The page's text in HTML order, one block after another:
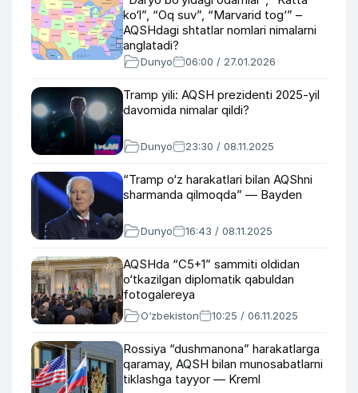
ko‘l”, “Oq suv”, “Marvarid tog‘” –
AQSHdagi shtatlar nomlari nimalarni
anglatadi?
Dunyo 06:00 / 27.01.2026
Tramp yili: AQSH prezidenti 2025-yil
davomida nimalar qildi?
Dunyo 23:30 / 08.11.2025
“Tramp o‘z harakatlari bilan AQShni
sharmanda qilmoqda” — Bayden
Dunyo 16:43 / 08.11.2025
AQSHda “C5+1” sammiti oldidan
o‘tkazilgan diplomatik qabuldan
fotogalereya
O‘zbekiston 10:25 / 06.11.2025
Rossiya “dushmanona” harakatlarga
qaramay, AQSH bilan munosabatlarni
tiklashga tayyor — Kreml